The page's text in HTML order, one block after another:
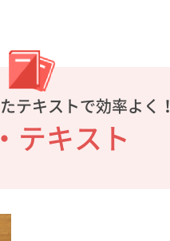
テキストで効率よく！
テキスト